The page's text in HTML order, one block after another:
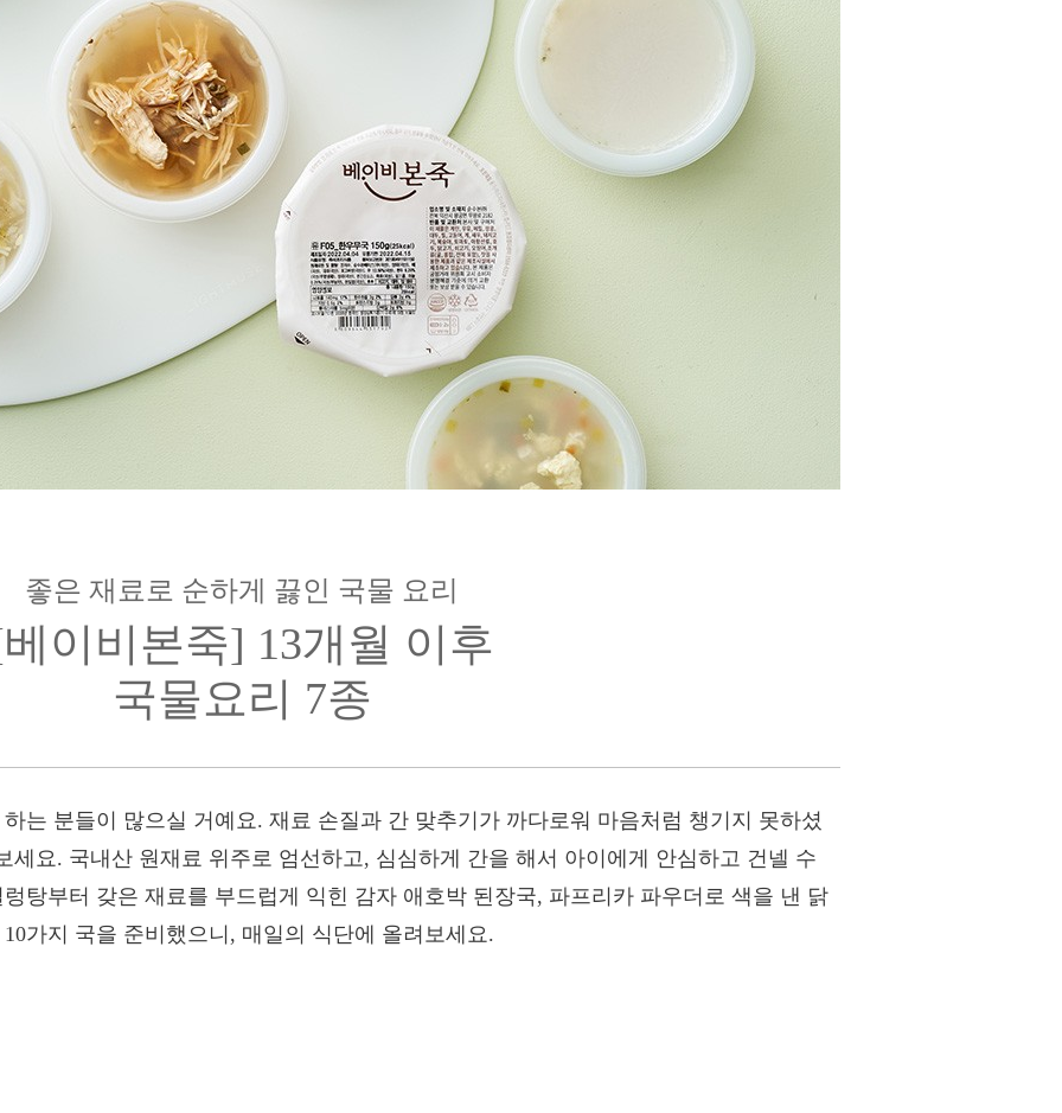
좋은 재료로 순하게 끓인 국물 요리
이비본죽] 13개월 이후
국물요리 7종
는 분들이 많으실 거예요. 재료 손질과 간 맞추기가 까다로워 마음처럼 챙기지 못하셨
세요. 국내산 원재료 위주로 엄선하고, 심심하게 간을 해서 아이에게 안심하고 건넬 수
탕부터 갖은 재료를 부드럽게 익힌 감자 애호박 된장국, 파프리카 파우더로 색을 낸 닭
가지 국을 준비했으니, 매일의 식단에 올려보세요.